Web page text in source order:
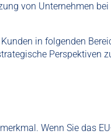
von Unternehmen
in folgenden
Perspektiven
Wenn Sie das